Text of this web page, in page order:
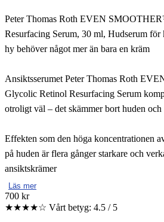
Peter Thomas Roth EVEN
Resurfacing Serum, 30 ml, Hudserum
hy behöver något mer än bara en kräm
Ansiktsserumet Peter Thomas Roth
Glycolic Retinol Resurfacing Serum
otroligt väl – det skämmer bort huden
Effekten som den höga koncentrationen
på huden är flera gånger starkare och
ansiktskrämer
Läs mer
700 kr
★★★★☆ Vårt betyg: 4.5 / 5